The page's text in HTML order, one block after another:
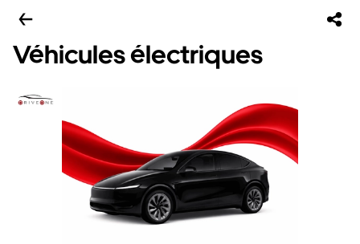
Véhicules électriques